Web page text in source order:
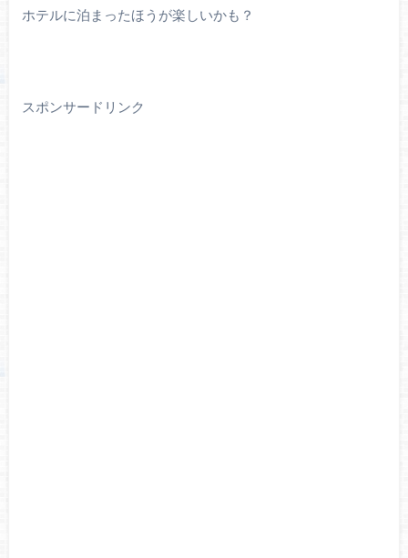
ホテルに泊まったほうが楽しいかも？
スポンサードリンク